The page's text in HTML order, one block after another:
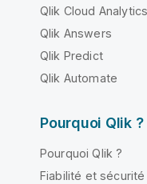
Qlik Cloud Analytics
Qlik Answers
Qlik Predict
Qlik Automate
Pourquoi Qlik ?
Pourquoi Qlik ?
Fiabilité et sécurité